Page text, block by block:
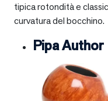
tipica rotondità e
curvatura del bocchino.
Pipa Author